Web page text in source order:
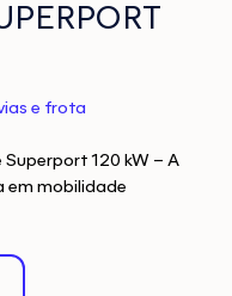
e frota
Superport 120 kW – A
em mobilidade